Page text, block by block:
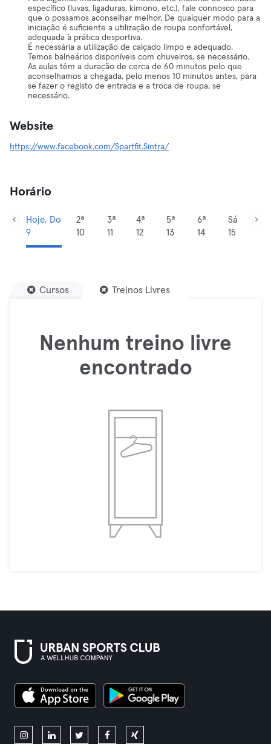
específico (luvas, ligaduras, kimono, etc.), fale connosco para
que o possamos aconselhar melhor. De qualquer modo para a
iniciação é suficiente a utilização de roupa confortável,
adequada à prática desportiva.
É necessária a utilização de calçado limpo e adequado.
Temos balneários disponíveis com chuveiros, se necessário.
As aulas têm a duração de cerca de 60 minutos pelo que
aconselhamos a chegada, pelo menos 10 minutos antes, para
se fazer o registo de entrada e a troca de roupa, se
necessário.
Website
https://www.facebook.com/Spartfit.Sintra/
Horário
Hoje, Do
9
2ª
10
3ª
11
4ª
12
5ª
13
6ª
14
Sá
15
Cursos Treinos Livres
Nenhum treino livre
encontrado